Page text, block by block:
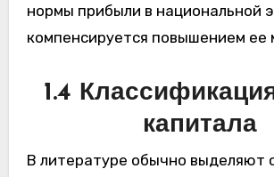
нормы прибыли в национальной
компенсируется повышением ее
1.4
капитала
В литературе обычно выделяют